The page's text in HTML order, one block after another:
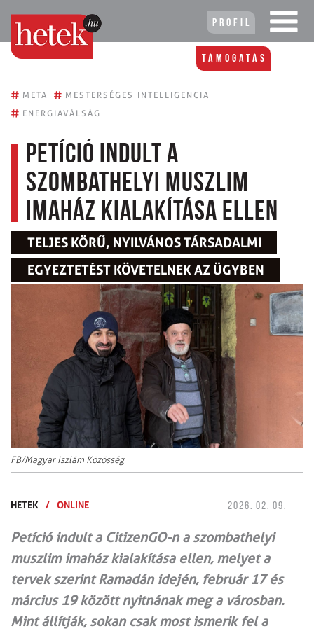
Profil
Támogatás
# META # MESTERSÉGES INTELLIGENCIA
# ENERGIAVÁLSÁG
Petíció indult a
szombathelyi muszlim
imaház kialakítása ellen
TELJES KÖRŰ, NYILVÁNOS TÁRSADALMI
EGYEZTETÉST KÖVETELNEK AZ ÜGYBEN
FB/Magyar Iszlám Közösség
HETEK / ONLINE 2026. 02. 09.
Petíció indult a CitizenGO-n a szombathelyi
muszlim imaház kialakítása ellen, melyet a
tervek szerint Ramadán idején, február 17 és
március 19 között nyitnának meg a városban.
Mint állítják, sokan csak most ismerik fel a